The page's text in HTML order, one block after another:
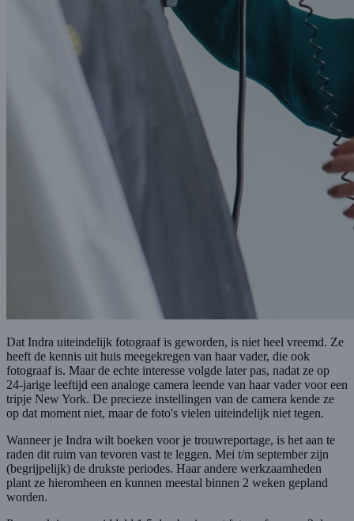
Dat Indra uiteindelijk fotograaf is geworden, is niet heel vreemd. Ze
heeft de kennis uit huis meegekregen van haar vader, die ook
fotograaf is. Maar de echte interesse volgde later pas, nadat ze op
24-jarige leeftijd een analoge camera leende van haar vader voor een
tripje New York. De precieze instellingen van de camera kende ze
op dat moment niet, maar de foto's vielen uiteindelijk niet tegen.
Wanneer je Indra wilt boeken voor je trouwreportage, is het aan te
raden dit ruim van tevoren vast te leggen. Mei t/m september zijn
(begrijpelijk) de drukste periodes. Haar andere werkzaamheden
plant ze hieromheen en kunnen meestal binnen 2 weken gepland
worden.